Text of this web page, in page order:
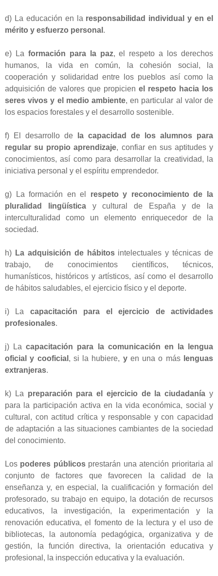
d) La educación en la responsabilidad individual y en el
mérito y esfuerzo personal .
e) La formación para la paz, el respeto a los derechos
humanos, la vida en común, la cohesión social, la
cooperación y solidaridad entre los pueblos así como la
adquisición de valores que propicien el respeto hacia los
seres vivos y el medio ambiente, en particular al valor de
los espacios forestales y el desarrollo sostenible.
f) El desarrollo de
la capacidad de los alumnos para
regular su propio aprendizaje, confiar en sus aptitudes y
conocimientos, así como para desarrollar la creatividad, la
iniciativa personal y el espíritu emprendedor.
g) La formación en el respeto y reconocimiento de la
pluralidad lingüísticay cultural de España y de la
interculturalidad como un elemento enriquecedor de la
sociedad.
h) La adquisición de hábitosintelectuales y técnicas de
trabajo, de conocimientos científicos, técnicos,
humanísticos, históricos y artísticos, así como el desarrollo
de hábitos saludables, el ejercicio físico y el deporte.
i) La capacitación para el ejercicio de actividades
profesionales.
j) Lacapacitación para la comunicación en la lengua
oficial y cooficial , si la hubiere, yen una o más lenguas
extranjeras.
k) La preparación para el ejercicio de la ciudadanía y
para la participación activa en la vida económica, social y
cultural, con actitud crítica y responsable y con capacidad
de adaptación a las situaciones cambiantes de la sociedad
del conocimiento.
Los poderes públicosprestarán una atención prioritaria al
conjunto de factores que favorecen la calidad de la
enseñanza y, en especial, la cualificación y formación del
profesorado, su trabajo en equipo, la dotación de recursos
educativos, la investigación, la experimentación y la
renovación educativa, el fomento de la lectura y el uso de
bibliotecas, la autonomía pedagógica, organizativa y de
gestión, la función directiva, la orientación educativa y
profesional, la inspección educativa y la evaluación.